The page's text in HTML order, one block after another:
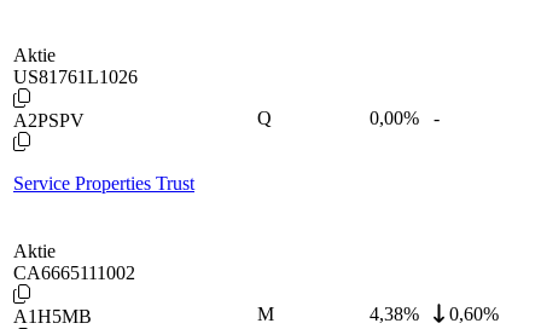
Aktie
US81761L1026
A2PSPV
Service Properties Trust
Q 0,00% -
Aktie
CA6665111002
A1H5MB M 4,38% 0,60%